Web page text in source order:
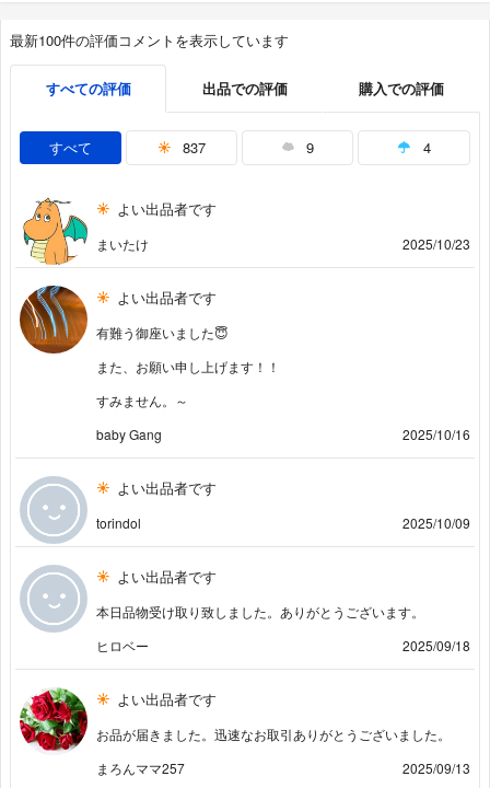
最新100件の評価コメントを表示しています
すべての評価 出品での評価 購入での評価
すべて 837 9 4
よい出品者です
まいたけ 2025/10/23
よい出品者です
有難う御座いました😇
また、お願い申し上げます！！
すみません。～
baby Gang
2025/10/16
よい出品者です
torindol 2025/10/09
よい出品者です
本日品物受け取り致しました。ありがとうございます。
ヒロベー
2025/09/18
よい出品者です
お品が届きました。迅速なお取引ありがとうございました。
まろんママ257
2025/09/13